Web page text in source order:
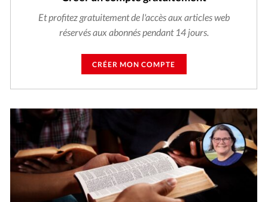
Et profitez gratuitement de l'accès aux articles web
réservés aux abonnés pendant 14 jours.
CRÉER MON COMPTE